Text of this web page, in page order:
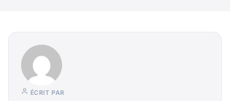
ÉCRIT PAR